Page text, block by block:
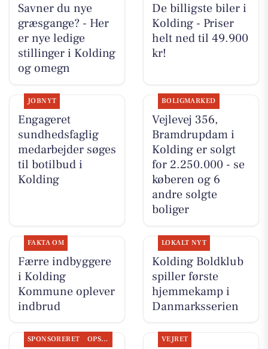
Savner du nye
græsgange? - Her
er nye ledige
stillinger i Kolding
og omegn
De billigste biler i
Kolding - Priser
helt ned til 49.900
kr!
JOBNYT
Engageret
sundhedsfaglig
medarbejder søges
til botilbud i
Kolding
BOLIGMARKED
Vejlevej 356,
Bramdrupdam i
Kolding er solgt
for 2.250.000 - se
køberen og 6
andre solgte
boliger
FAKTA OM
Færre indbyggere
i Kolding
Kommune oplever
indbrud
LOKALT NYT
Kolding Boldklub
spiller første
hjemmekamp i
Danmarksserien
SPONSORERET OPSLAGSTAVLEN VEJRET